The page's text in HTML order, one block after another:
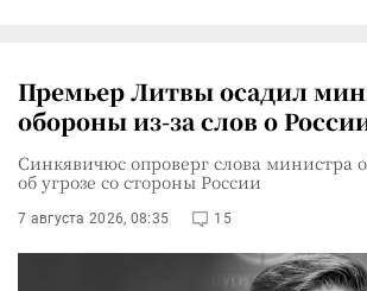
Премьер Литвы осадил
обороны из-за слов о
Синкявичюс опроверг слова министра
об угрозе со стороны России
7 августа 2026, 08:35 15